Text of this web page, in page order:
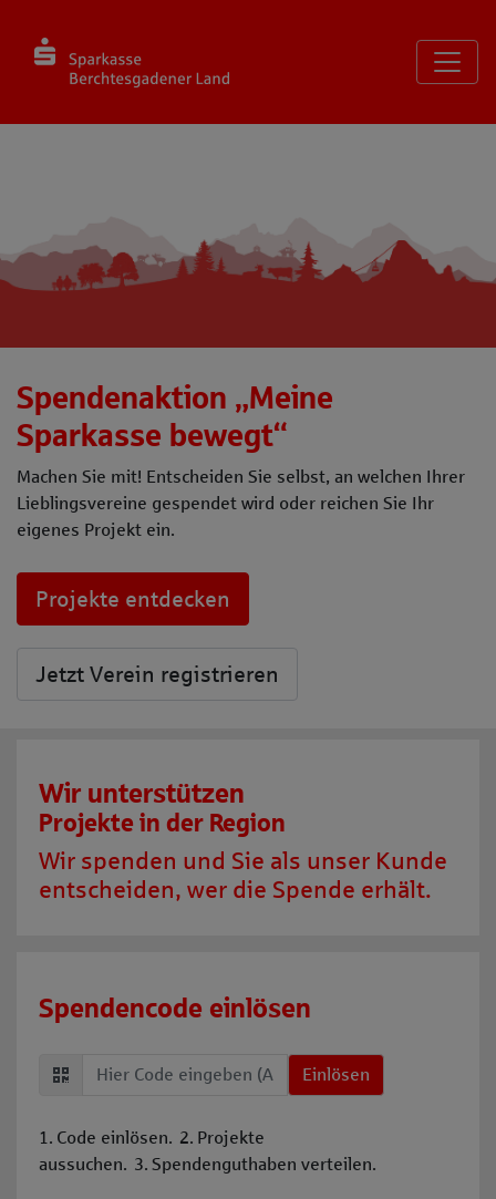
Spendenaktion „Meine
Sparkasse bewegt“
Machen Sie mit! Entscheiden Sie selbst, an welchen Ihrer
Lieblingsvereine gespendet wird oder reichen Sie Ihr
eigenes Projekt ein.
Projekte entdecken
Jetzt Verein registrieren
Wir unterstützen
Projekte in der Region
Wir spenden und Sie als unser Kunde
entscheiden, wer die Spende erhält.
Spendencode einlösen
Spendencode Einlösen
1. Code einlösen. 2. Projekte
aussuchen. 3. Spendenguthaben verteilen.